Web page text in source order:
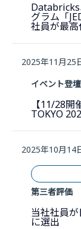
Databricks
グラム「
社員が最
2025年11月25
イベント登壇
【11/28
TOKYO
2025年10月14
第三者評価
当社社員
に選出新し